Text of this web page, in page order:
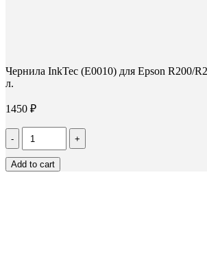
Чернила InkTec (E0010) для Epson R200/
л.
1450 ₽
Количество
Чернила
InkTec
(E0010)
Add to cart